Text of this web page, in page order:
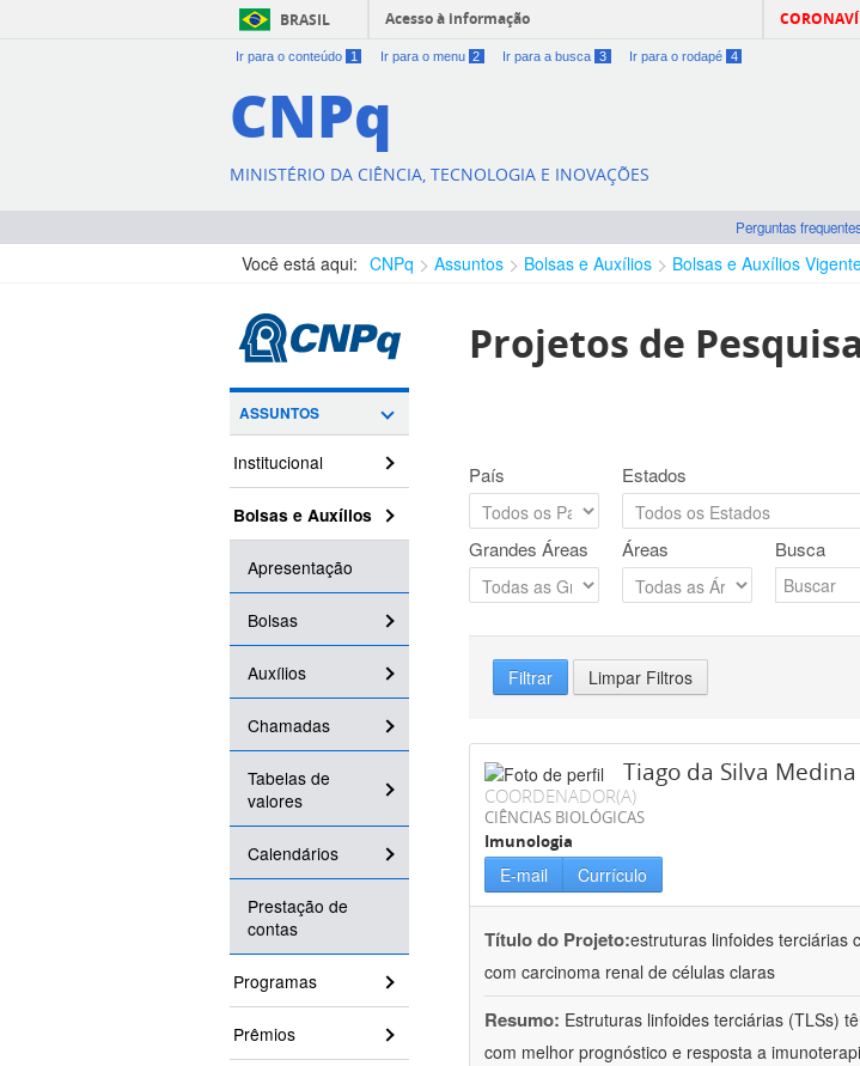
BRASIL Acesso à informação
Ir para o conteúdo 1 Ir para o menu 2 Ir para a busca 3 Ir para o rodapé 4
CNPq
MINISTÉRIO DA CIÊNCIA, TECNOLOGIA E INOVAÇÕES
Perguntas
Você está aqui: CNPq Assuntos Bolsas e Auxílios Bolsas e Auxílios
ASSUNTOS
Institucional
Bolsas e Auxílios
Apresentação
Bolsas
Auxílios
Chamadas
Tabelas de
valores
Calendários
Prestação de
contas
Programas
Prêmios
Projetos de Pesquisa
País Estados
Grandes Áreas Áreas Busca
Filtrar Limpar Filtros
Tiago da Silva Medina
COORDENADOR(A)
CIÊNCIAS BIOLÓGICAS
Imunologia
E-mail Currículo
Título do Projeto:estruturas linfoides terciárias
com carcinoma renal de células claras
Resumo: Estruturas linfoides terciárias (TLSs)
com melhor prognóstico e resposta a